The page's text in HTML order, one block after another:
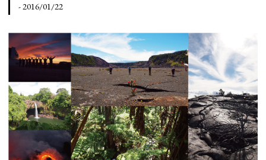
- 2016/01/22